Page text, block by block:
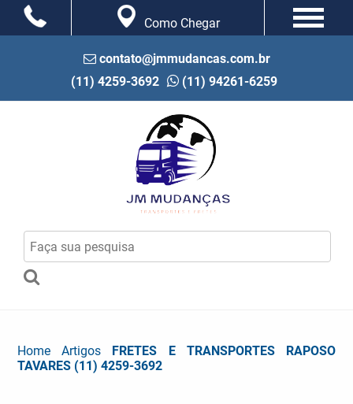
Como Chegar
contato@jmmudancas.com.br
(11) 4259-3692
(11) 94261-6259
Home Artigos
FRETES E TRANSPORTES RAPOSO
TAVARES (11) 4259-3692